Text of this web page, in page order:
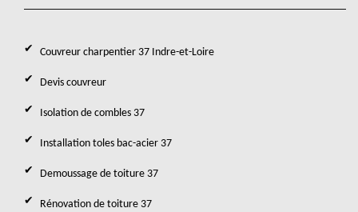
Couvreur charpentier 37 Indre-et-Loire
Devis couvreur
Isolation de combles 37
Installation toles bac-acier 37
Demoussage de toiture 37
Rénovation de toiture 37